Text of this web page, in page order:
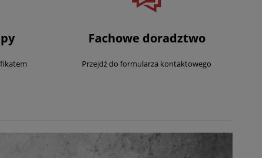
Fachowe doradztwo
Przejdź do formularza kontaktowego